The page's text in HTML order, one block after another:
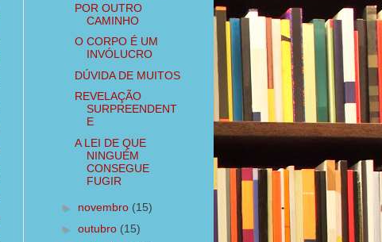
POR OUTRO
CAMINHO
O CORPO É UM
INVÓLUCRO
DÚVIDA DE MUITOS
REVELAÇÃO
SURPREENDENT
E
A LEI DE QUE
NINGUÉM
CONSEGUE
FUGIR
► novembro (15)
► outubro (15)